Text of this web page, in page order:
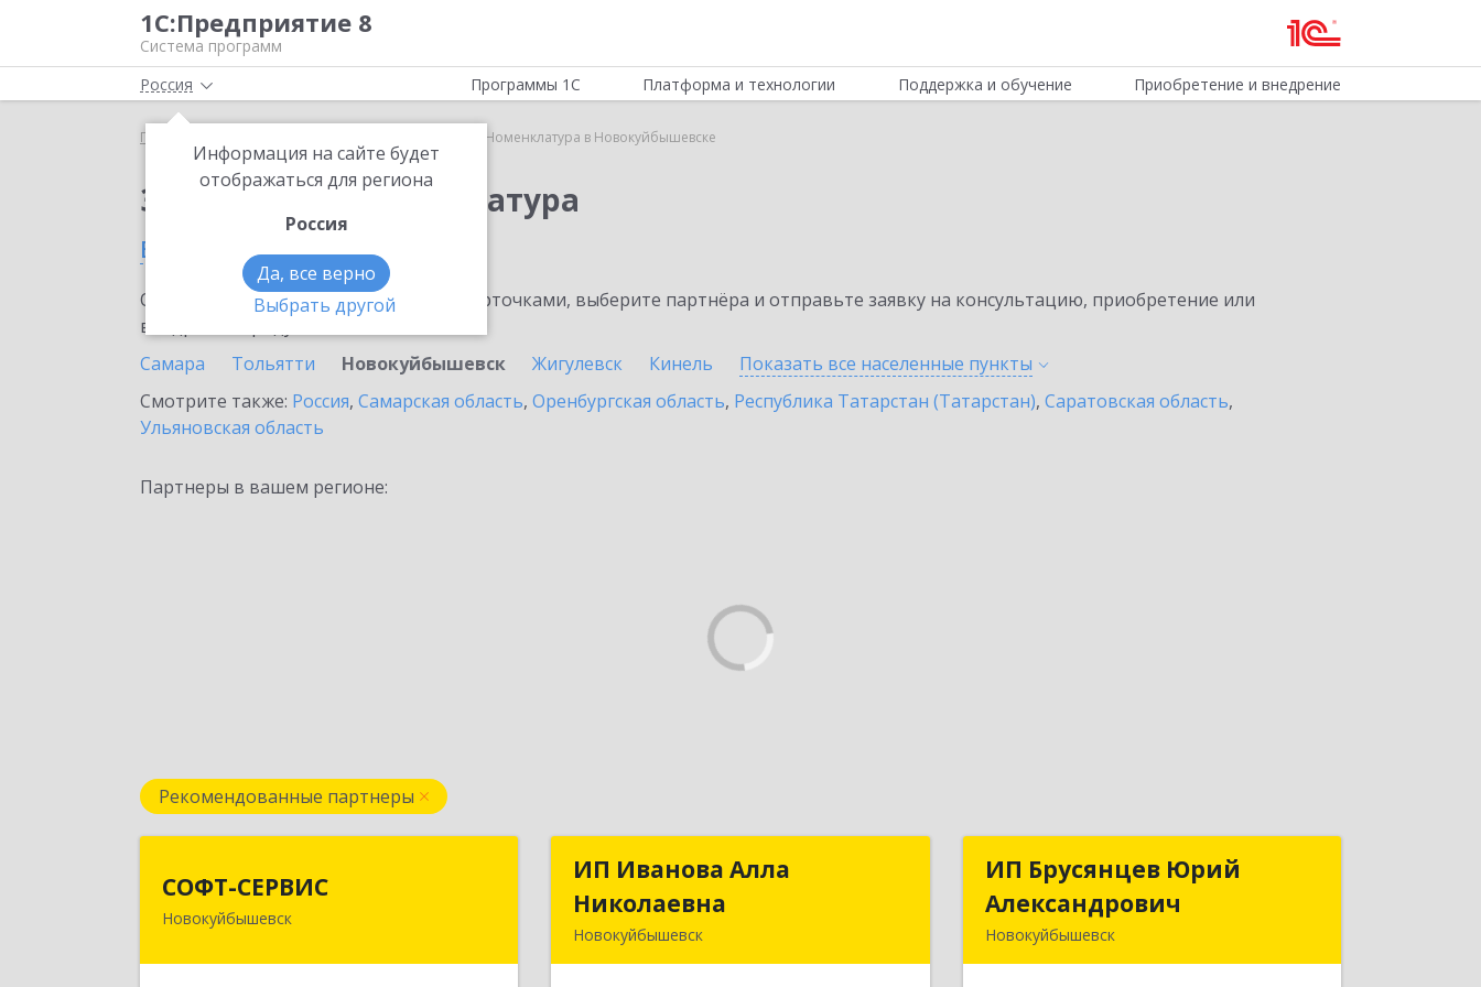
1С:Предприятие 8
Система программ
Россия
Информация на сайте будет
отображаться для региона
Россия
Да, все верно
Выбрать другой
Программы 1С Платформа и технологии Поддержка и обучение Приобретение и внедрение
Главная 1С:Номенклатура в Новокуйбышевске
Заказать 1С:Номенклатура
в Новокуйбышевске
Ознакомьтесь с информационными карточками, выберите партнёра и отправьте заявку на консультацию, приобретение или
внедрение продукта.
Самара
Тольятти Новокуйбышевск Жигулевск Кинель Показать все населенные пункты
Смотрите также: Россия, Самарская область, Оренбургская область, Республика Татарстан (Татарстан), Саратовская область,
Ульяновская область
Партнеры в вашем регионе:
Рекомендованные партнеры
СОФТ-СЕРВИС
Новокуйбышевск
ИП Иванова Алла
Николаевна
Новокуйбышевск
ИП Иванова Алла
ИП Брусянцев Юрий
Александрович
Новокуйбышевск
ИП Брусянцев Юрий
Александрович